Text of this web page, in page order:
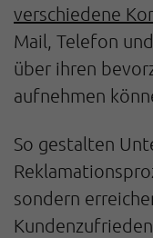
verschiedene
Mail, Telefon
über ihren
aufnehmen
So gestalten
sondern